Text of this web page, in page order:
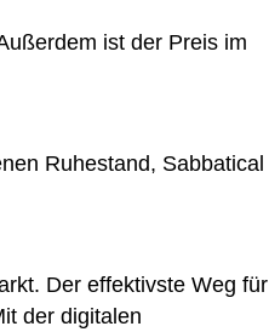
ist der Preis im
Ruhestand, Sabbatical
Der effektivste Weg für
der digitalen